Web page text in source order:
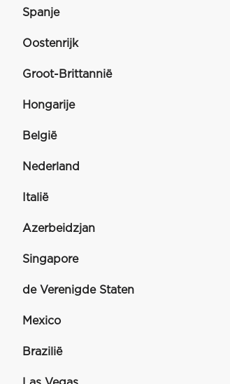
Spanje
Oostenrijk
Groot-Brittannië
Hongarije
België
Nederland
Italië
Azerbeidzjan
Singapore
de Verenigde Staten
Mexico
Brazilië